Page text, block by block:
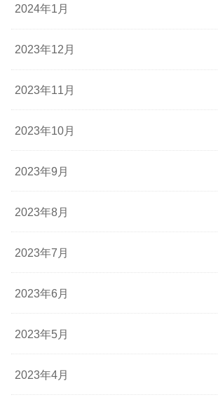
2024年1月
2023年12月
2023年11月
2023年10月
2023年9月
2023年8月
2023年7月
2023年6月
2023年5月
2023年4月